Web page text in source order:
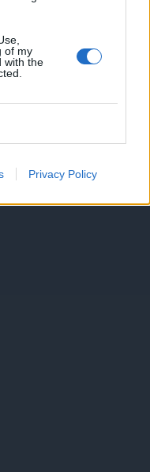
of my
with the
Privacy Policy